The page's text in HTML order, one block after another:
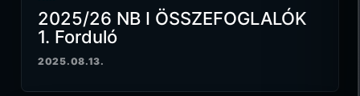
2025/26 NB I ÖSSZEFOGLALÓK
1. Forduló
2025.08.13.